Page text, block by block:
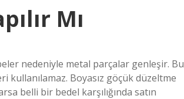
Mı
nedeniyle metal parçalar genleşir. Bu
kullanılamaz. Boyasız göçük düzeltme
belli bir bedel karşılığında satın